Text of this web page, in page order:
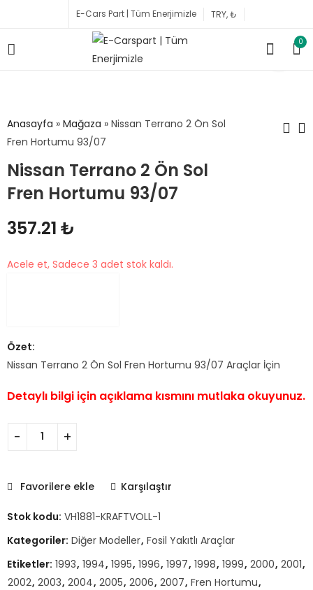
E-Cars Part | Tüm Enerjimizle
0
Anasayfa » Mağaza » Nissan Terrano 2 Ön Sol
Fren Hortumu 93/07
Nissan Terrano 2 Ön Sol
Fren Hortumu 93/07
Tesla Model Y Ön
357.21 ₺
Acele et, Sadece 3 adet stok kaldı.
Özet:
Nissan Terrano 2 Ön Sol Fren Hortumu 93/07 Araçlar İçin
Detaylı bilgi için açıklama kısmını mutlaka okuyunuz.
Favorilere ekle Karşılaştır
Stok kodu: VH1881-KRAFTVOLL-1
Kategoriler: Diğer Modeller, Fosil Yakıtlı Araçlar
Etiketler: 1993, 1994, 1995, 1996, 1997, 1998, 1999, 2000, 2001,
2002, 2003, 2004, 2005, 2006, 2007, Fren Hortumu,